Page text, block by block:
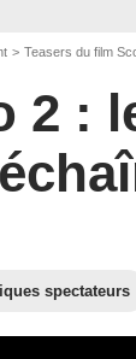
Teasers du film
2 :
spectateurs